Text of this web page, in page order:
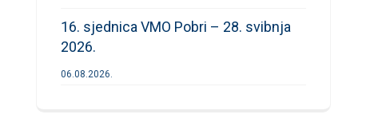
16. sjednica VMO Pobri – 28. svibnja
2026.
06.08.2026.